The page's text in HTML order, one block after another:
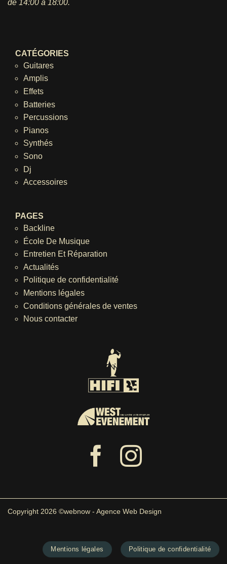
de 14:00 à 18:00.
CATÉGORIES
Guitares
Amplis
Effets
Batteries
Percussions
Pianos
Synthés
Sono
Dj
Accessoires
PAGES
Backline
École De Musique
Entretien Et Réparation
Actualités
Politique de confidentialité
Mentions légales
Conditions générales de ventes
Nous contacter
Copyright 2026 ©webnow - Agence Web Design
Mentions légales Politique de confidentialité